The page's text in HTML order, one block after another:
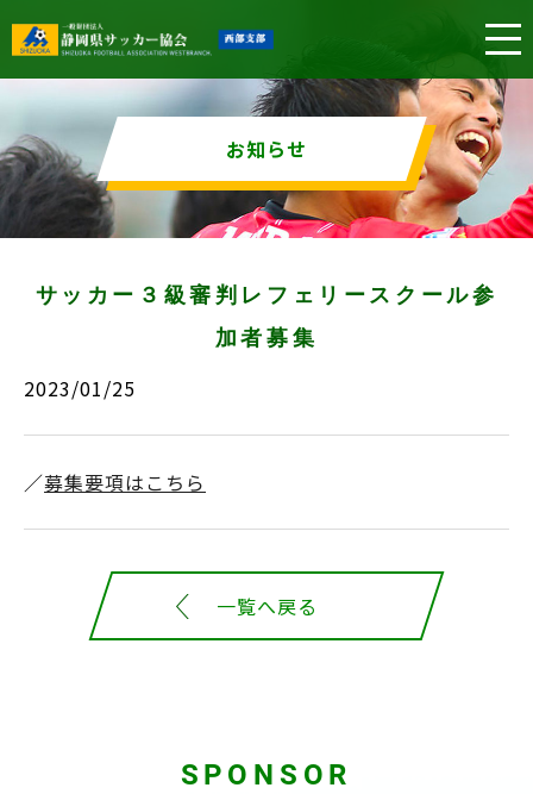
お知らせ
サッカー３級審判レフェリースクール参
加者募集
2023/01/25
／募集要項はこちら
一覧へ戻る
SPONSOR